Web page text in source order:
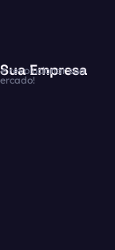
Empresa
revolucionar sua